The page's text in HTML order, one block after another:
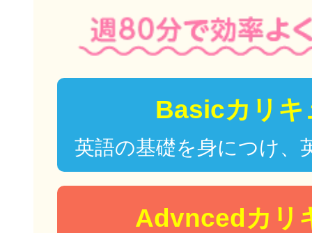
Basicカリキ
英語の基礎を身につけ、
Advncedカリ